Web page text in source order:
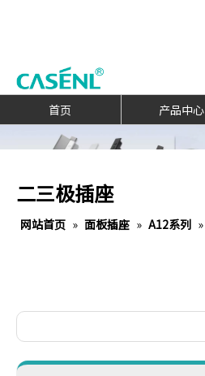
首页 产品中心
二三极插座
网站首页 » 面板插座 » A12系列 »